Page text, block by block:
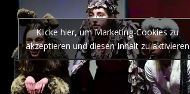
Klicke hier, um Marketing-Cookies zu
akzeptieren und diesen Inhalt zu aktivieren